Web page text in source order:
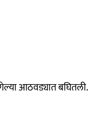
आठवड्यात बघितली.